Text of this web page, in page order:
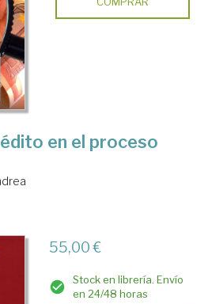
en el proceso
55,00 €
Stock en librería. Envío
en 24/48 horas